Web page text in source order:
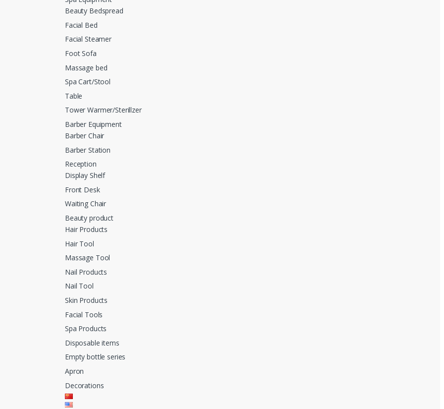
Beauty Bedspread
Facial Bed
Facial Steamer
Foot Sofa
Massage bed
Spa Cart/Stool
Table
Tower Warmer/Sterillzer
Barber Equipment
Barber Chair
Barber Station
Reception
Display Shelf
Front Desk
Waiting Chair
Beauty product
Hair Products
Hair Tool
Massage Tool
Nail Products
Nail Tool
Skin Products
Facial Tools
Spa Products
Disposable items
Empty bottle series
Apron
Decorations